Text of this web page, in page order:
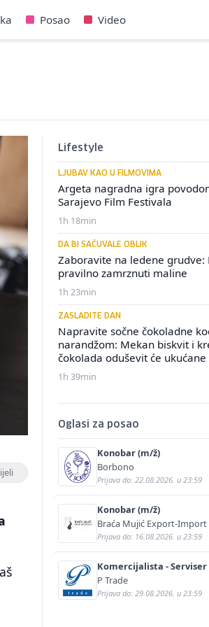
Posao Video
Lifestyle
LJUBAV KAO U FILMOVIMA
Argeta nagradna igra
Sarajevo Film Festivala
1h 18min
DA BI SAČUVALE OBLIK
Zaboravite na ledene grudve:
pravilno zamrznuti maline
1h 23min
ZASLADITE DAN
Napravite sočne čokoladne
narandžom: Mekan biskvit i
čokolada oduševit će ukućane
1h 39min
Oglasi za posao
Konobar (m/ž)
Borbono
Prijava do: 22.08.2026. u 23:59
Konobar (m/ž)
Braća Mujić Export-Import
Prijava do: 16.08.2026. u 23:59
Komercijalista -
(m/ž)
P Trade
Prijava do: 29.08.2026. u 23:59